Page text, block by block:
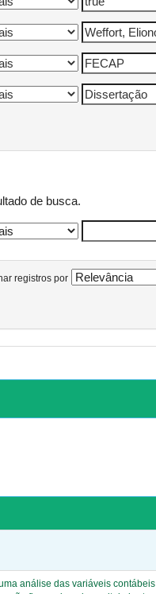
de busca.
registros por
análise das variáveis contábeis